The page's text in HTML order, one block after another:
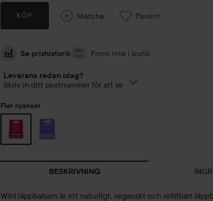
KÖP Matcha Favorit
Se prishistorik Finns inte i butik
Leverans redan idag?
Skriv in ditt postnummer för att se
Fler nyanser
BESKRIVNING
Wild läppbalsam är ett naturligt, veganskt och refillbart